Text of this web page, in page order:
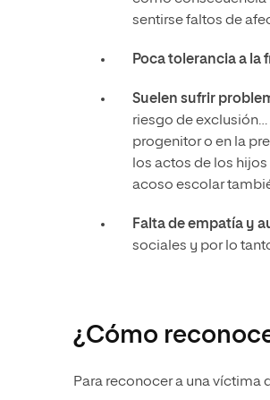
sentirse faltos de
Poca tolerancia a la
Suelen sufrir
riesgo de exclusión…
progenitor o en la
los actos de los
acoso escolar
Falta de empatía y
sociales y por lo
¿Cómo
Para reconocer a una víctima